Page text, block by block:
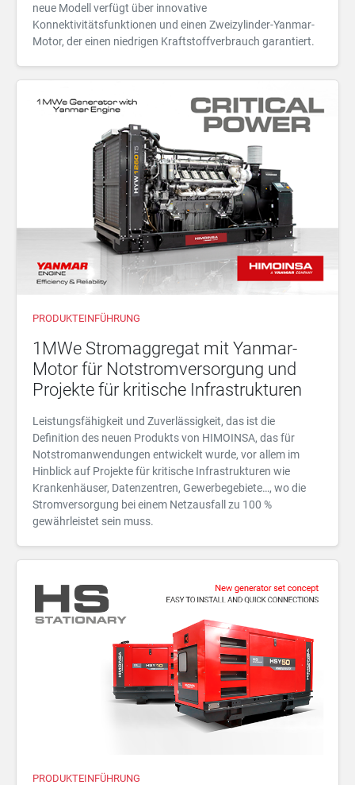
neue Modell verfügt über innovative
Konnektivitätsfunktionen und einen Zweizylinder-Yanmar-
Motor, der einen niedrigen Kraftstoffverbrauch garantiert.
PRODUKTEINFÜHRUNG
1MWe Stromaggregat mit Yanmar-
Motor für Notstromversorgung und
Projekte für kritische Infrastrukturen
Leistungsfähigkeit und Zuverlässigkeit, das ist die
Definition des neuen Produkts von HIMOINSA, das für
Notstromanwendungen entwickelt wurde, vor allem im
Hinblick auf Projekte für kritische Infrastrukturen wie
Krankenhäuser, Datenzentren, Gewerbegebiete…, wo die
Stromversorgung bei einem Netzausfall zu 100 %
gewährleistet sein muss.
PRODUKTEINFÜHRUNG